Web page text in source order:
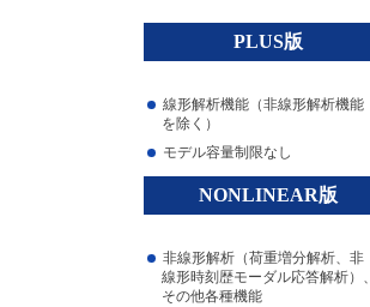
PLUS版
線形解析機能（非線形解析機能
を除く）
モデル容量制限なし
NONLINEAR版
非線形解析（荷重増分解析、非
線形時刻歴モーダル応答解析）、
その他各種機能